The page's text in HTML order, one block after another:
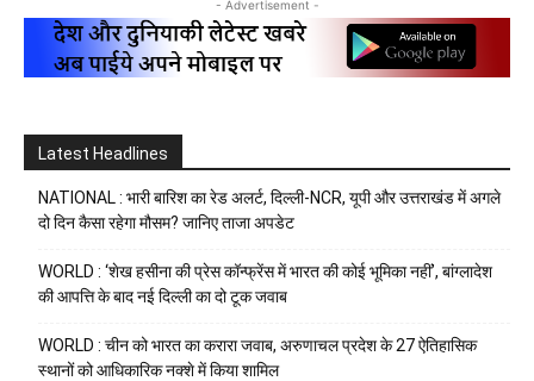
- Advertisement -
Latest Headlines
NATIONAL : भारी बारिश का रेड अलर्ट, दिल्ली-NCR, यूपी और उत्तराखंड में अगले
दो दिन कैसा रहेगा मौसम? जानिए ताजा अपडेट
WORLD : ‘शेख हसीना की प्रेस कॉन्फ्रेंस में भारत की कोई भूमिका नहीं’, बांग्लादेश
की आपत्ति के बाद नई दिल्ली का दो टूक जवाब
WORLD : चीन को भारत का करारा जवाब, अरुणाचल प्रदेश के 27 ऐतिहासिक
स्थानों को आधिकारिक नक्शे में किया शामिल